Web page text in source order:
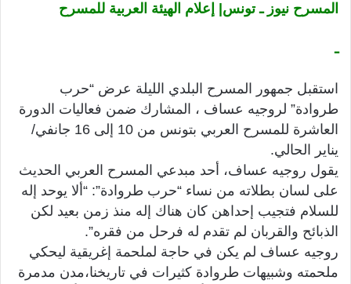
المسرح نيوز ـ تونس| إعلام الهيئة العربية للمسرح
ـ
استقبل جمهور المسرح البلدي الليلة عرض “حرب
طروادة” لروجيه عساف ، المشارك ضمن فعاليات الدورة
العاشرة للمسرح العربي بتونس من 10 إلى 16 جانفي/
يناير الحالي.
يقول روجيه عساف، أحد مبدعي المسرح العربي الحديث
على لسان بطلاته من نساء “حرب طروادة”: “ألا يوحد إله
للسلام فتجيب إحداهن كان هناك إله منذ زمن بعيد لكن
الذبائح والقربان لم تقدم له فرحل من فقره”.
روجيه عساف لم يكن في حاجة لملحمة إغريقية ليحكي
ملحمته وشبيهات طروادة كثيرات في تاريخنا،مدن مدمرة